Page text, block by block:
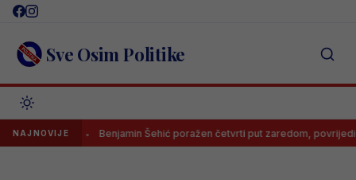
Skip
content Sve Osim Politike
NAJNOVIJE
čega Benjamin Šehić poražen četvrti put zaredom, povrijedio